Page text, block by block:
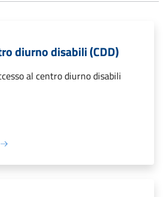
diurno disabili (CDD)
al centro diurno disabili